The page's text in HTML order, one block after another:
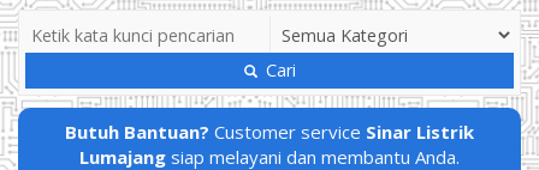
Cari
Butuh Bantuan? Customer service Sinar Listrik
Lumajang siap melayani dan membantu Anda.